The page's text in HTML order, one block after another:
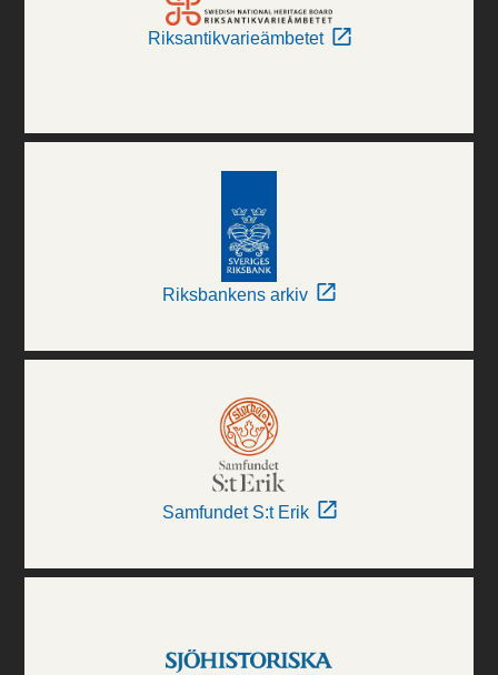
Riksantikvarieämbetet
Riksbankens arkiv
Samfundet S:t Erik